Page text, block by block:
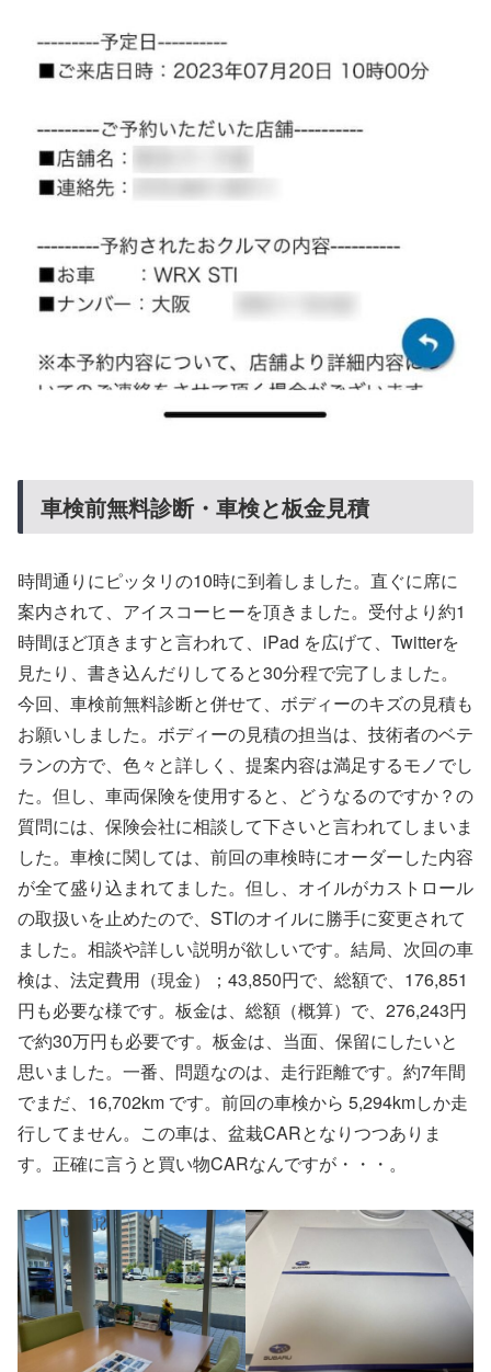
車検前無料診断・車検と板金見積
時間通りにピッタリの10時に到着しました。直ぐに席に
案内されて、アイスコーヒーを頂きました。受付より約1
時間ほど頂きますと言われて、iPad を広げて、Twitterを
見たり、書き込んだりしてると30分程で完了しました。
今回、車検前無料診断と併せて、ボディーのキズの見積も
お願いしました。ボディーの見積の担当は、技術者のベテ
ランの方で、色々と詳しく、提案内容は満足するモノでし
た。但し、車両保険を使用すると、どうなるのですか？の
質問には、保険会社に相談して下さいと言われてしまいま
した。車検に関しては、前回の車検時にオーダーした内容
が全て盛り込まれてました。但し、オイルがカストロール
の取扱いを止めたので、STIのオイルに勝手に変更されて
ました。相談や詳しい説明が欲しいです。結局、次回の車
検は、法定費用（現金）；43,850円で、総額で、176,851
円も必要な様です。板金は、総額（概算）で、276,243円
で約30万円も必要です。板金は、当面、保留にしたいと
思いました。一番、問題なのは、走行距離です。約7年間
でまだ、16,702km です。前回の車検から 5,294kmしか走
行してません。この車は、盆栽CARとなりつつありま
す。正確に言うと買い物CARなんですが・・・。